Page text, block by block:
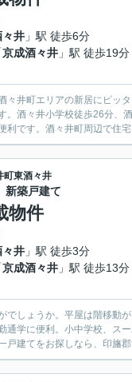
々井 」駅 徒歩6分
京成酒々井 」駅 徒歩19分
井町エリアの新居にピッ
。酒々井小学校徒歩26分
です。酒々井町周辺で住
町東酒々井
築戸建て
物件
々井 」駅 徒歩3分
京成酒々井 」駅 徒歩13分
しょうか。平屋は階移動
通学に便利。小中学校、ス
建てをお探しなら、印旛